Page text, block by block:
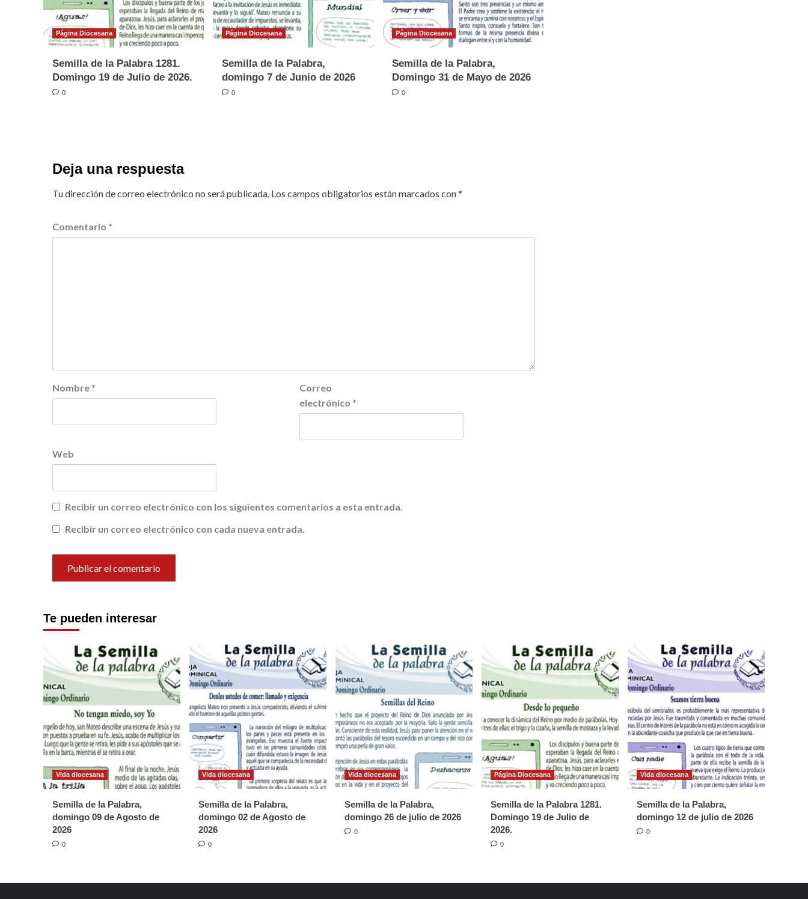
Página Diocesana
Semilla de la Palabra 1281.
Domingo 19 de Julio de 2026.
0
Página Diocesana
Semilla de la Palabra,
domingo 7 de Junio de 2026
0
Página Diocesana
Semilla de la Palabra,
Domingo 31 de Mayo de 2026
0
Deja una respuesta
Tu dirección de correo electrónico no será publicada. Los campos obligatorios están marcados con*
Comentario *
Nombre *
Correo
electrónico *
Web
Recibir un correo electrónico con los siguientes comentarios a esta entrada.
Recibir un correo electrónico con cada nueva entrada.
Te pueden interesar
Vida diocesana
Semilla de la Palabra,
domingo 09 de Agosto de
2026
0
Vida diocesana
Semilla de la Palabra,
domingo 02 de Agosto de
2026
0
Vida diocesana
Semilla de la Palabra,
domingo 26 de julio de 2026
0
Página Diocesana
Semilla de la Palabra 1281.
Domingo 19 de Julio de
2026.
0
Vida diocesana
Semilla de la Palabra,
domingo 12 de julio de 2026
0